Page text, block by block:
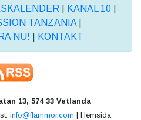
KANAL 10|
TANZANIA|
NU!
KONTAKT
13, 574 33 Vetlanda
info@flammor.com | Hemsida: